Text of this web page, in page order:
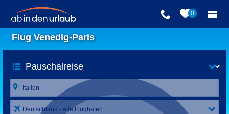
0
Flug Venedig-Paris
Deutschland - alle Flughäfen